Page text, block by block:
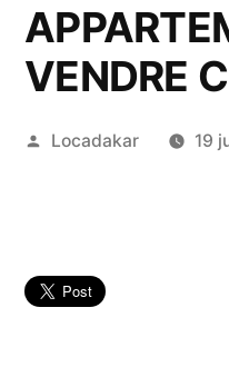
VENDRE
Publié
Locadakar 19